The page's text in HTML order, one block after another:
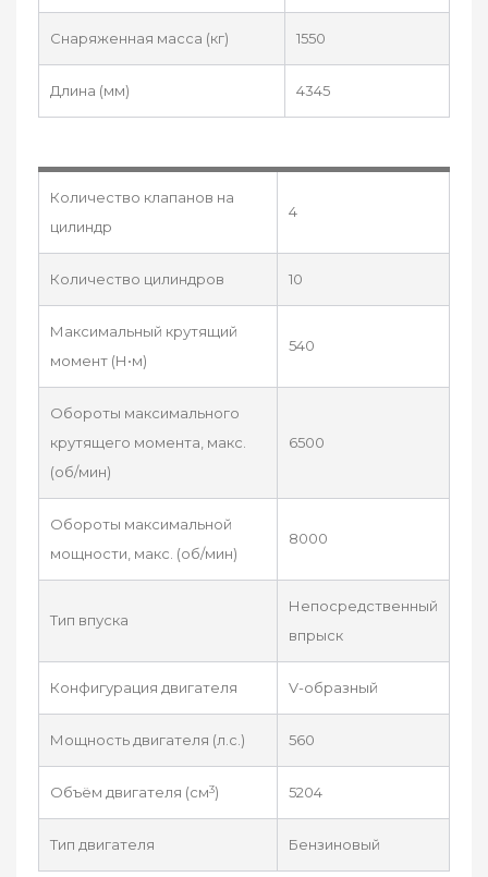
Снаряженная масса (кг) 1550
Длина (мм) 4345
Количество клапанов на
цилиндр
4
Количество цилиндров 10
Максимальный крутящий
момент (Н•м)
540
Обороты максимального
крутящего момента, макс.
(об/мин)
6500
Обороты максимальной
мощности, макс. (об/мин)
8000
Тип впуска
Непосредственный
впрыск
Конфигурация двигателя V-образный
Мощность двигателя (л.с.) 560
Объём двигателя (см3) 5204
Тип двигателя Бензиновый